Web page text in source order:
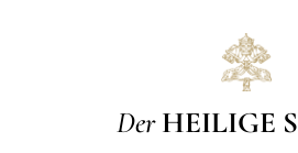
Der HEILIGE